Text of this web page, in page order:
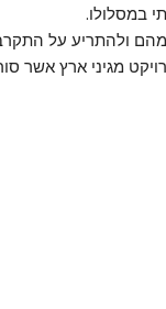
במסלולו.
ולהתריע על
מגיני ארץ אשר